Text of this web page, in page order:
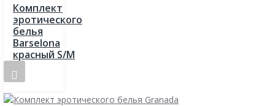
Комплект
эротического
белья
Barselona
красный S/M